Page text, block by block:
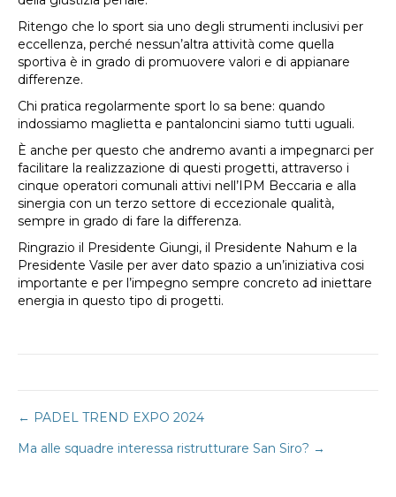
Ritengo che lo sport sia uno degli strumenti inclusivi per
eccellenza, perché nessun’altra attività come quella
sportiva è in grado di promuovere valori e di appianare
differenze.
Chi pratica regolarmente sport lo sa bene: quando
indossiamo maglietta e pantaloncini siamo tutti uguali.
È anche per questo che andremo avanti a impegnarci per
facilitare la realizzazione di questi progetti, attraverso i
cinque operatori comunali attivi nell’IPM Beccaria e alla
sinergia con un terzo settore di eccezionale qualità,
sempre in grado di fare la differenza.
Ringrazio il Presidente Giungi, il Presidente Nahum e la
Presidente Vasile per aver dato spazio a un’iniziativa cosi
importante e per l’impegno sempre concreto ad iniettare
energia in questo tipo di progetti.
Navigazione
articoli
← PADEL TREND EXPO 2024
Ma alle squadre interessa ristrutturare San Siro? →